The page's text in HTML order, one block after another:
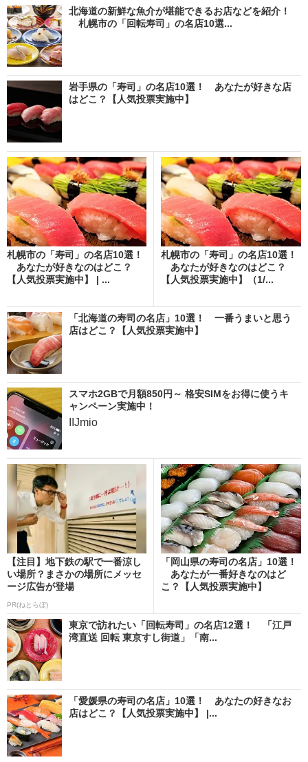
北海道の新鮮な魚介が堪能できるお店などを紹介！
札幌市の「回転寿司」の名店10選...
岩手県の「寿司」の名店10選！ あなたが好きな店
はどこ？【人気投票実施中】
札幌市の「寿司」の名店10選！
あなたが好きなのはどこ？
【人気投票実施中】 | ...
札幌市の「寿司」の名店10選！
あなたが好きなのはどこ？
【人気投票実施中】（1/...
「北海道の寿司の名店」10選！ 一番うまいと思う
店はどこ？【人気投票実施中】
スマホ2GBで月額850円～ 格安SIMをお得に使うキ
ャンペーン実施中！
IIJmio
【注目】地下鉄の駅で一番涼し
い場所？まさかの場所にメッセ
ージ広告が登場
PR(ねとらぼ)
「岡山県の寿司の名店」10選！
あなたが一番好きなのはど
こ？【人気投票実施中】
東京で訪れたい「回転寿司」の名店12選！ 「江戸
湾直送 回転 東京すし街道」「南...
「愛媛県の寿司の名店」10選！ あなたの好きなお
店はどこ？【人気投票実施中】 |...